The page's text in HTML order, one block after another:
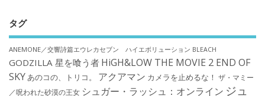
タグ
ANEMONE／交響詩篇エウレカセブン ハイエボリューション BLEACH
GODZILLA 星を喰う者 HiGH&LOW THE MOVIE 2 END OF
SKYあのコの、トリコ。 アクアマン カメラを止めるな！ ザ・マミー
／呪われた砂漠の王女 シュガー・ラッシュ：オンライン ジュ